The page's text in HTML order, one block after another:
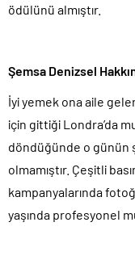
ödülünü almıştır.
Şemsa Denizsel
İyi yemek ona aile
için gittiği Londra’da
döndüğünde o günün
olmamıştır. Çeşitli
kampanyalarında
yaşında profesyonel